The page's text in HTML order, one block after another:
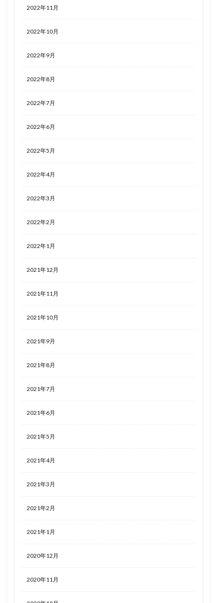
2022年11月
2022年10月
2022年9月
2022年8月
2022年7月
2022年6月
2022年5月
2022年4月
2022年3月
2022年2月
2022年1月
2021年12月
2021年11月
2021年10月
2021年9月
2021年8月
2021年7月
2021年6月
2021年5月
2021年4月
2021年3月
2021年2月
2021年1月
2020年12月
2020年11月